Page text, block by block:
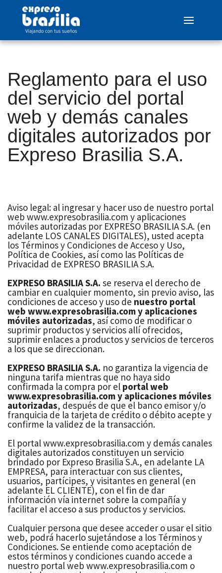
Reglamento para el uso
del servicio del portal
web y demás canales
digitales autorizados por
Expreso Brasilia S.A.
Aviso legal: al ingresar y hacer uso de nuestro portal
web www.expresobrasilia.com y aplicaciones
móviles autorizadas por EXPRESO BRASILIA S.A. (en
adelante LOS CANALES DIGITALES), usted acepta
los Términos y Condiciones de Acceso y Uso,
Política de Cookies, así como las Políticas de
Privacidad de EXPRESO BRASILIA S.A.
EXPRESO BRASILIA S.A. se reserva el derecho de
cambiar en cualquier momento, sin previo aviso, las
condiciones de acceso y uso denuestro portal
web www.expresobrasilia.com y aplicaciones
móviles autorizadas, así como de modificar o
suprimir productos y servicios allí ofrecidos,
suprimir enlaces a productos y servicios de terceros
a los que se direccionan.
EXPRESO BRASILIA S.A. no garantiza la vigencia de
ninguna tarifa mientras que no haya sido
confirmada la compra por el portal web
www.expresobrasilia.com y aplicaciones móviles
autorizadas, después de que el banco emisor y/o
franquicia de la tarjeta de crédito o débito acepte y
confirme la validez de la transacción.
El portal www.expresobrasilia.com y demás canales
digitales autorizados constituyen un servicio
brindado por Expreso Brasilia S.A., en adelante LA
EMPRESA, para interactuar con sus clientes,
usuarios, partícipes, y visitantes en general (en
adelante EL CLIENTE), con el fin de dar
información vía internet sobre la compañía y
facilitar el acceso a sus productos y servicios.
Cualquier persona que desee acceder o usar el sitio
web, podrá hacerlo sujetándose a los Términos y
Condiciones. Se entiende como aceptación de
estos términos y condiciones cuando accede a
nuestro portal web www.expresobrasilia.com o